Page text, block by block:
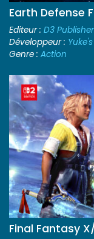
Earth Defense
Editeur : D3 Publisher
Développeur :
Genre : Action
Final Fantasy